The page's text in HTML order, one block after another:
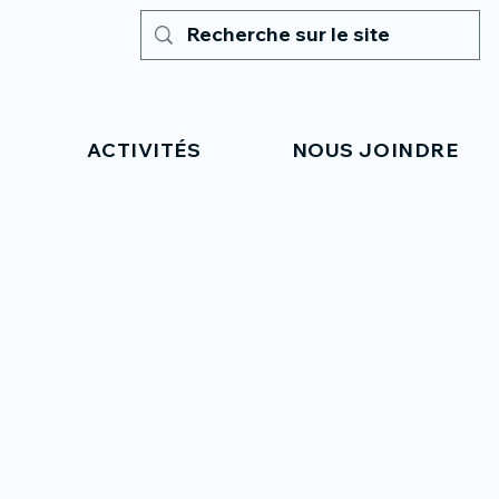
ACTIVITÉS NOUS JOINDRE